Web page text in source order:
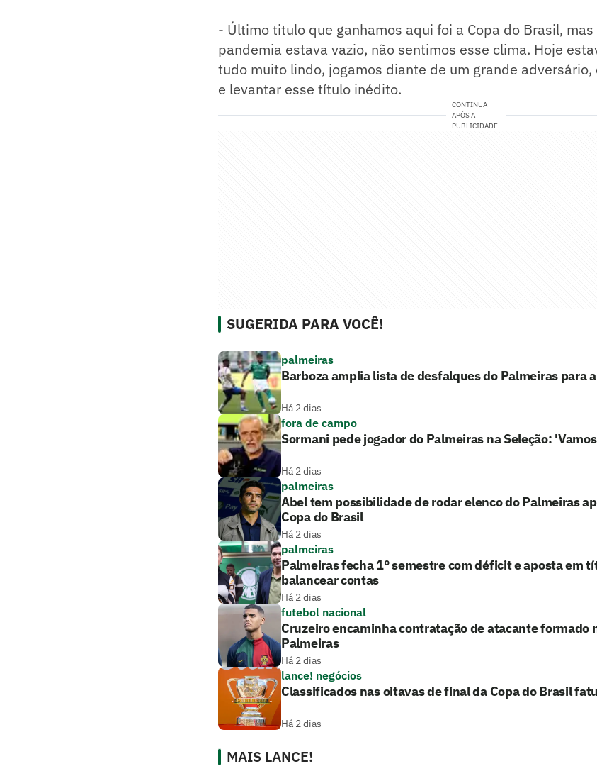
- Último titulo que ganhamos aqui foi a Copa do Brasil,
pandemia estava vazio, não sentimos esse clima. Hoje
tudo muito lindo, jogamos diante de um grande adversário,
e levantar esse título inédito.
CONTINUA
APÓS A
PUBLICIDADE
SUGERIDA PARA VOCÊ!
palmeiras
Barboza amplia lista de desfalques do Palmeiras para
Há 2 dias
fora de campo
Sormani pede jogador do Palmeiras na Seleção:
Há 2 dias
palmeiras
Abel tem possibilidade de rodar elenco do Palmeiras
Copa do Brasil
Há 2 dias
palmeiras
Palmeiras fecha 1° semestre com déficit e aposta em
balancear contas
Há 2 dias
futebol nacional
Cruzeiro encaminha contratação de atacante formado
Palmeiras
Há 2 dias
lance! negócios
Classificados nas oitavas de final da Copa do Brasil
Há 2 dias
MAIS LANCE!